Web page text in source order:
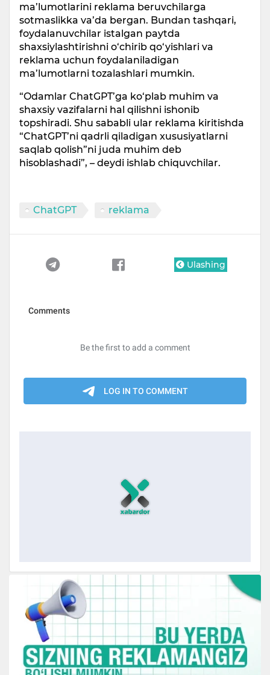
ma’lumotlarini reklama beruvchilarga
sotmaslikka va’da bergan. Bundan tashqari,
foydalanuvchilar istalgan paytda
shaxsiylashtirishni o‘chirib qo‘yishlari va
reklama uchun foydalaniladigan
ma’lumotlarni tozalashlari mumkin.
“Odamlar ChatGPT’ga ko‘plab muhim va
shaxsiy vazifalarni hal qilishni ishonib
topshiradi. Shu sababli ular reklama kiritishda
“ChatGPT’ni qadrli qiladigan xususiyatlarni
saqlab qolish”ni juda muhim deb
hisoblashadi”, – deydi ishlab chiquvchilar.
ChatGPT reklama
Ulashing